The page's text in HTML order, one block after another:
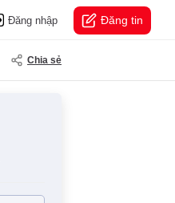
Đăng nhập Đăng tin
Chia sẻ